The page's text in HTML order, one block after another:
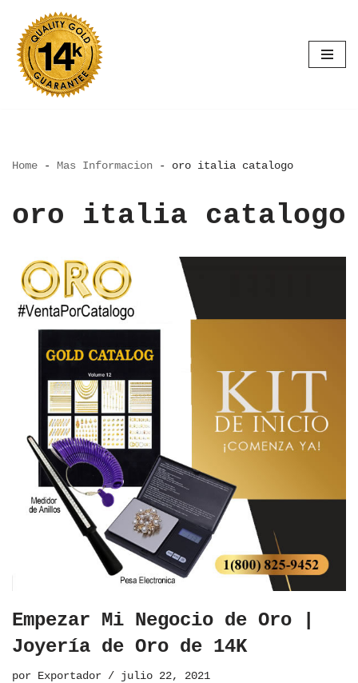
Saltar
al
contenido
Home - Mas Informacion - oro italia catalogo
oro italia catalogo
Empezar Mi Negocio de Oro |
Joyería de Oro de 14K
por Exportador julio 22, 2021